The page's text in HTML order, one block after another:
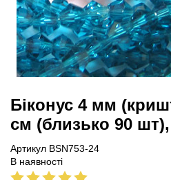
Біконус 4 мм
см (близько 90
Артикул BSN753-24
В наявності